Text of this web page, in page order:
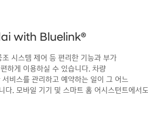
with Bluelink®
시스템 제어 등 편리한 기능과 부가
하게 이용하실 수 있습니다. 차량
비스를 관리하고 예약하는 일이 그 어느
다. 모바일 기기 및 스마트 홈 어시스턴트에서